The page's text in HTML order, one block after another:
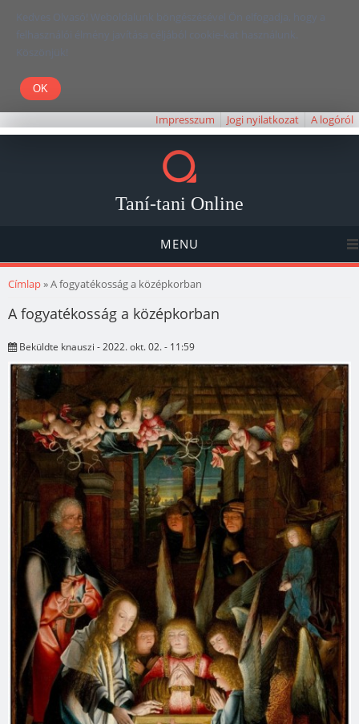
Kedves Olvasó! Weboldalunk böngészésével Ön elfogadja, hogy a
felhasználói élmény javítása céljából cookie-kat használunk.
Köszönjük!
Impresszum Jogi nyilatkozat A logóról
Taní-tani Online
MENU
Jelenlegi hely
Címlap» A fogyatékosság a középkorban
A fogyatékosság a középkorban
Beküldte knauszi - 2022. okt. 02. - 11:59